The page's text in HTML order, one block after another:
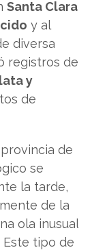
Santa Clara
y al
diversa
registros de
y
de
de
se
la tarde,
de la
ola inusual
Este tipo de